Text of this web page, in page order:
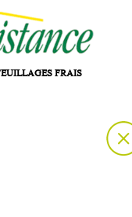
FRAIS